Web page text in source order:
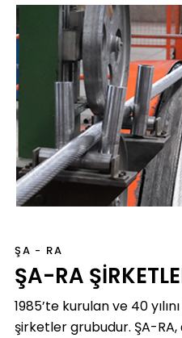
ŞA - RA
ŞA-RA
1985’te kurulan ve 40
şirketler grubudur. ŞA-RA,